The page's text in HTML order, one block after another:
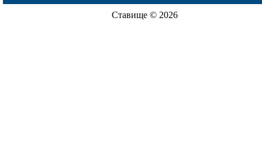
Ставище © 2026